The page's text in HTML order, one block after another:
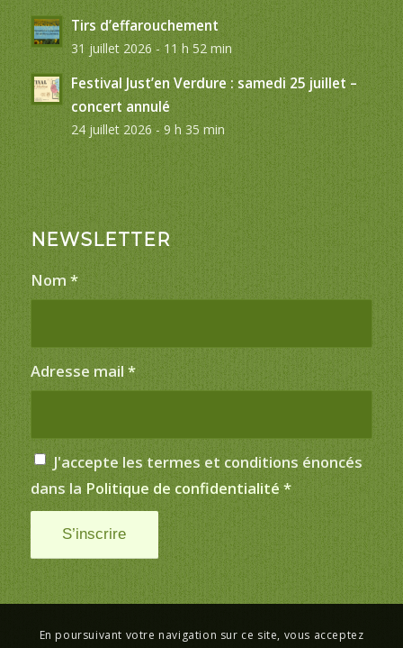
Tirs d’effarouchement
31 juillet 2026 - 11 h 52 min
Festival Just’en Verdure : samedi 25 juillet –
concert annulé
24 juillet 2026 - 9 h 35 min
NEWSLETTER
Nom *
Adresse mail *
J'accepte les termes et conditions énoncés
dans la Politique de confidentialité *
En poursuivant votre navigation sur ce site, vous acceptez